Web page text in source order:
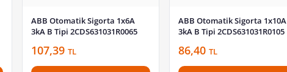
ABB Otomatik Sigorta 1x6A
3kA B Tipi 2CDS631031R0065
107,39 TL
ABB Otomatik Sigorta 1x10A
3kA B Tipi 2CDS631031R0105
86,40 TL